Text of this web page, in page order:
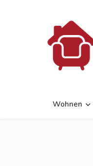
Wohnen